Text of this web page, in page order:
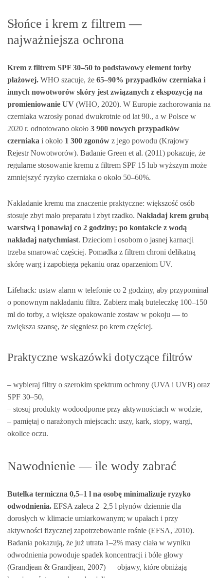
Słońce i krem z filtrem —
najważniejsza ochrona
Krem z filtrem SPF 30–50 to podstawowy element torby
plażowej. WHO szacuje, że 65–90% przypadków czerniaka i
innych nowotworów skóry jest związanych z ekspozycją na
promieniowanie UV (WHO, 2020). W Europie zachorowania na
czerniaka wzrosły ponad dwukrotnie od lat 90., a w Polsce w
2020 r. odnotowano około 3 900 nowych przypadków
czerniaka i około 1 300 zgonów z jego powodu (Krajowy
Rejestr Nowotworów). Badanie Green et al. (2011) pokazuje, że
regularne stosowanie kremu z filtrem SPF 15 lub wyższym może
zmniejszyć ryzyko czerniaka o około 50–60%.
Nakładanie kremu ma znaczenie praktyczne: większość osób
stosuje zbyt mało preparatu i zbyt rzadko. Nakładaj krem grubą
warstwą i ponawiaj co 2 godziny; po kontakcie z wodą
nakładaj natychmiast. Dzieciom i osobom o jasnej karnacji
trzeba smarować częściej. Pomadka z filtrem chroni delikatną
skórę warg i zapobiega pękaniu oraz oparzeniom UV.
Lifehack: ustaw alarm w telefonie co 2 godziny, aby przypominał
o ponownym nakładaniu filtra. Zabierz małą buteleczkę 100–150
ml do torby, a większe opakowanie zostaw w pokoju — to
zwiększa szansę, że sięgniesz po krem częściej.
Praktyczne wskazówki dotyczące filtrów
– wybieraj filtry o szerokim spektrum ochrony (UVA i UVB) oraz
SPF 30–50,
– stosuj produkty wodoodporne przy aktywnościach w wodzie,
– pamiętaj o narażonych miejscach: uszy, kark, stopy, wargi,
okolice oczu.
Nawodnienie — ile wody zabrać
Butelka termiczna 0,5–1 l na osobę minimalizuje ryzyko
odwodnienia. EFSA zaleca 2–2,5 l płynów dziennie dla
dorosłych w klimacie umiarkowanym; w upałach i przy
aktywności fizycznej zapotrzebowanie rośnie (EFSA, 2010).
Badania pokazują, że już utrata 1–2% masy ciała w wyniku
odwodnienia powoduje spadek koncentracji i bóle głowy
(Grandjean & Grandjean, 2007) — objawy, które obniżają